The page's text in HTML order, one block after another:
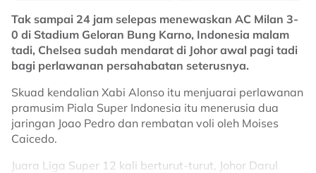
Tak sampai 24 jam selepas menewaskan AC Milan 3-
0 di Stadium Geloran Bung Karno, Indonesia malam
tadi, Chelsea sudah mendarat di Johor awal pagi tadi
bagi perlawanan persahabatan seterusnya.
Skuad kendalian Xabi Alonso itu menjuarai perlawanan
pramusim Piala Super Indonesia itu menerusia dua
jaringan Joao Pedro dan rembatan voli oleh Moises
Caicedo.
Juara Liga Super 12 kali berturut-turut, Johor Darul